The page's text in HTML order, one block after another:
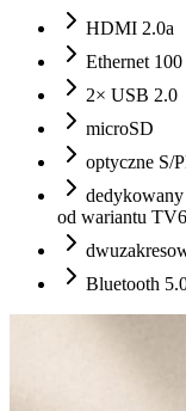
HDMI 2.0a
Ethernet
2× USB 2.0
microSD
optyczne S/
dedykowany
od wariantu TV6
Bluetooth